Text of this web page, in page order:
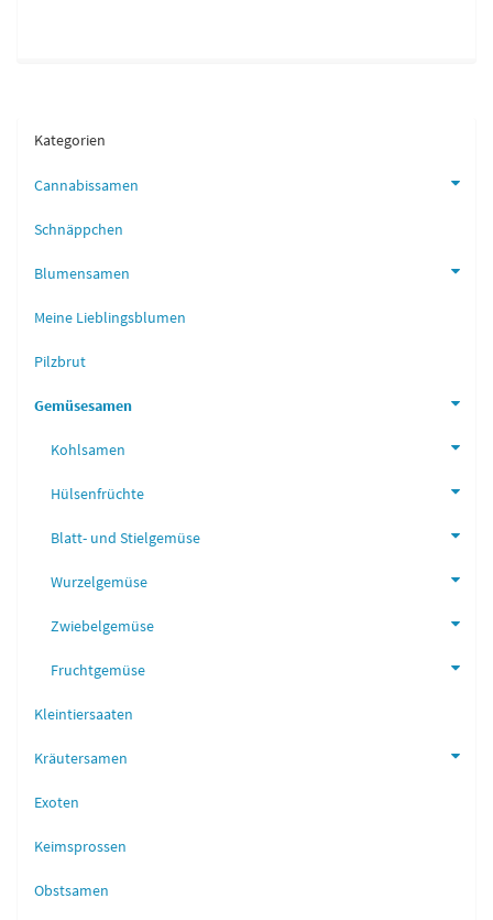
Kategorien
Cannabissamen
Schnäppchen
Blumensamen
Meine Lieblingsblumen
Pilzbrut
Gemüsesamen
Kohlsamen
Hülsenfrüchte
Blatt- und Stielgemüse
Wurzelgemüse
Zwiebelgemüse
Fruchtgemüse
Kleintiersaaten
Kräutersamen
Exoten
Keimsprossen
Obstsamen